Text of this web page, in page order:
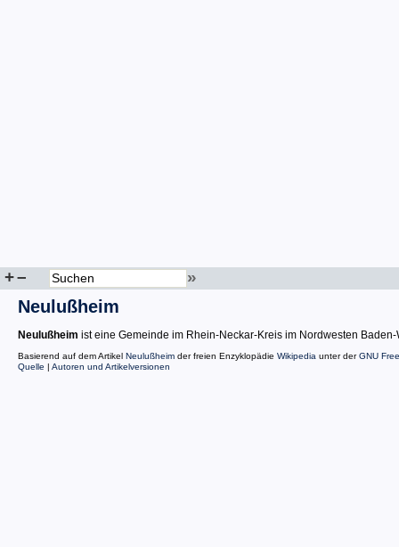
+– »
Neulußheim
Neulußheim ist eine Gemeinde im Rhein-Neckar-Kreis im Nordwesten
Basierend auf dem Artikel Neulußheim der freien Enzyklopädie Wikipedia unter derGNU
Quelle | Autoren und Artikelversionen